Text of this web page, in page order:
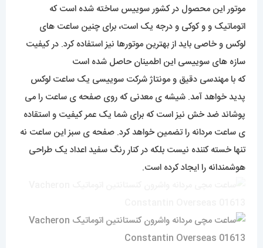
موتور این محصول در کشور سوییس ساخته شده است که
اتوماتیک و و کوکی و درجه یک است، برای چنین ساعت های
لوکس و خاصی باید از بهترین موتورها نیز استفاده کرد. در کیفیت
سازه های سوییسی این اطمینان حاصل شده است
که با مهندسی دقیق و مونتاژ شرکت سوییسی یک ساعت لوکس
پدید خواهد آمد. شیشه ی معدنی که روی صفحه ی ساعت را می
پوشاند ضد خش نیز است که برای شما یک عمر کیفیت و استقاده
ی ساعت مردانه را تضمین خواهد کرد. صفحه ی سبز این ساعت نه
تنها خسته کننده نیست بلکه در کنار رنگ سفید اعداد یک طراحی
هوشمندانه را ایجاد کرده است.